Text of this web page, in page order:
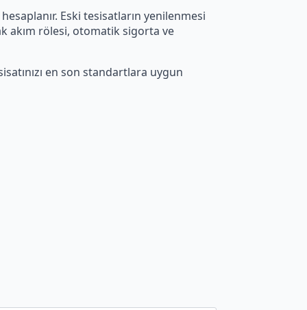
Eski tesisatların yenilenmesi
akım rölesi, otomatik sigorta ve
en son standartlara uygun